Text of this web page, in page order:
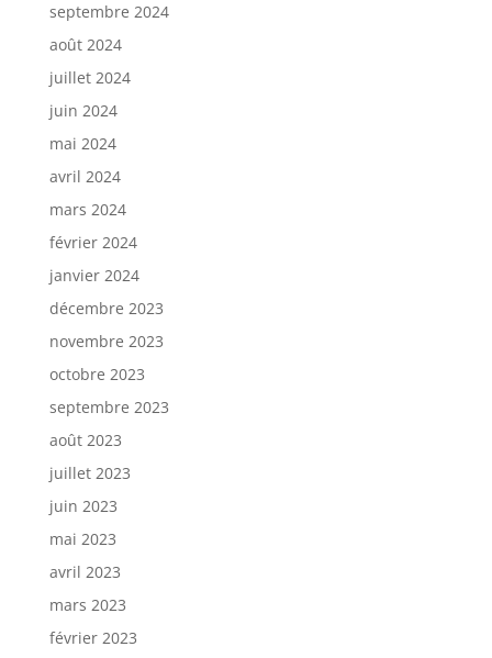
septembre 2024
août 2024
juillet 2024
juin 2024
mai 2024
avril 2024
mars 2024
février 2024
janvier 2024
décembre 2023
novembre 2023
octobre 2023
septembre 2023
août 2023
juillet 2023
juin 2023
mai 2023
avril 2023
mars 2023
février 2023